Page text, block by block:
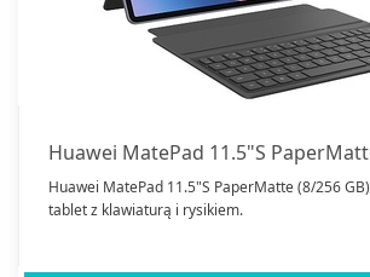
Huawei MatePad 11.5"S
Huawei MatePad 11.5"S PaperMatte (8/256
tablet z klawiaturą i rysikiem.